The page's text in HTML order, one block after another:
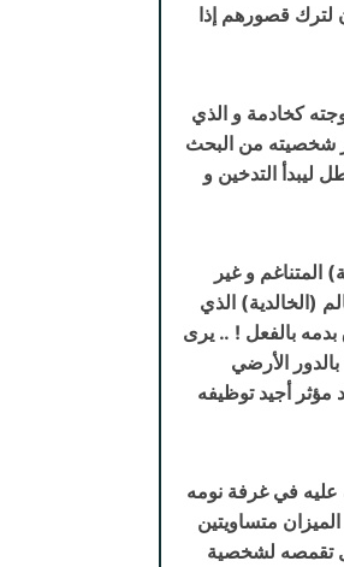
قصورهم إذا
كخادمة و الذي
شخصيته من البحث
ليبدأ التدخين و
المتناغم و غير
(الخالدية) الذي
بدمه بالفعل ! .. يرى
الأرضي
أجيد توظيفه
عليه في غرفة نومه
متساويتين
تقمصه لشخصية